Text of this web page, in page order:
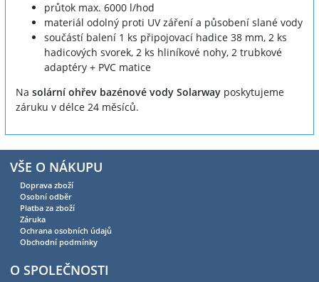
průtok max. 6000 l/hod
materiál odolný proti UV záření a působení slané vody
součástí balení 1 ks připojovací hadice 38 mm, 2 ks
hadicových svorek, 2 ks hliníkové nohy, 2 trubkové
adaptéry + PVC matice
Na solární ohřev bazénové vody Solarway poskytujeme
záruku v délce 24 měsíců.
VŠE O NÁKUPU
Doprava zboží
Osobní odběr
Platba za zboží
Záruka
Ochrana osobních údajů
Obchodní podmínky
O SPOLEČNOSTI